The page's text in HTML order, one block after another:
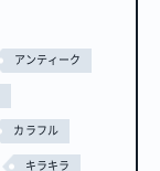
アンティーク
カラフル
キラキラ